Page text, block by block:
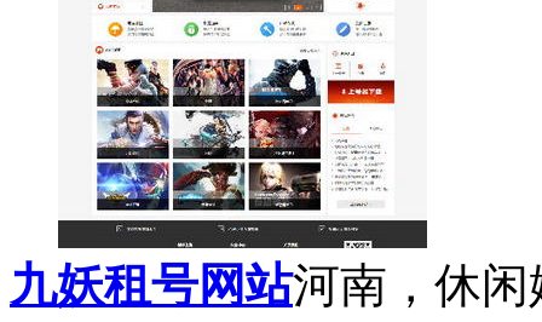
九妖租号网站河南，休